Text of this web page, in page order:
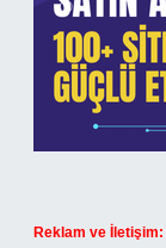
Reklam ve İletişim: